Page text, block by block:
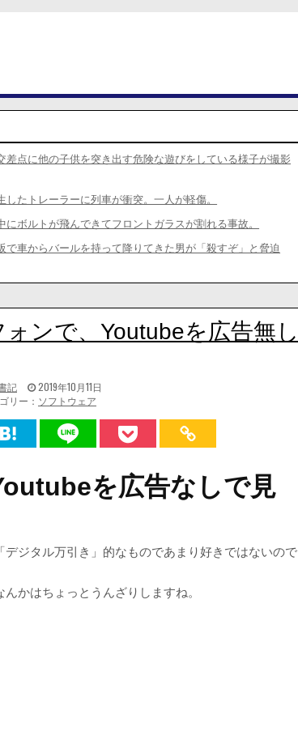
差点に他の子供を突き出す危険な遊びをしている様子が撮影
したトレーラーに列車が衝突。一人が軽傷。
にボルトが飛んできてフロントガラスが割れる事故。
で車からバールを持って降りてきた男が「殺すぞ」と脅迫
ォンで、Youtubeを広告無し
記
掲
載
日：
2019年10月11日
リー： ソフトウェア
を広告なしで見
ジタル万引き」的なものであまり好きではないので
かはちょっとうんざりしますね。